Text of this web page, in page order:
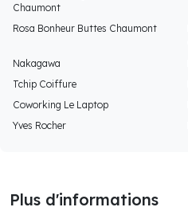
Chaumont
Rosa Bonheur Buttes Chaumont
Nakagawa
Tchip Coiffure
Coworking Le Laptop
Yves Rocher
Plus d'informations